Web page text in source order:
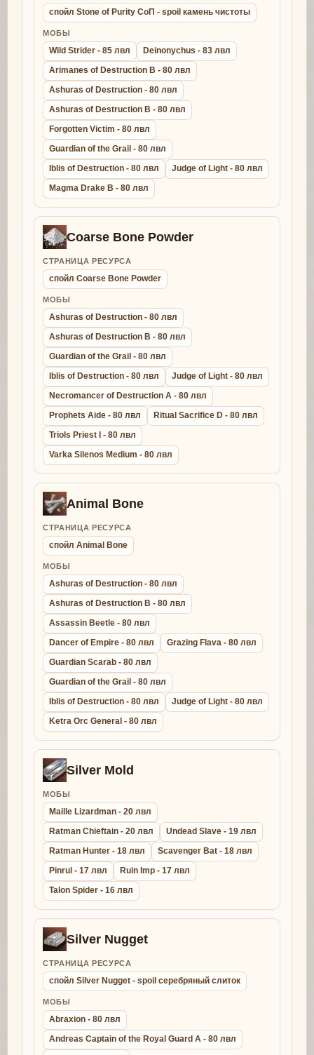
спойл Stone of Purity СоП - spoil камень чистоты
МОБЫ
Wild Strider - 85 лвл
Deinonychus - 83 лвл
Arimanes of Destruction B - 80 лвл
Ashuras of Destruction - 80 лвл
Ashuras of Destruction B - 80 лвл
Forgotten Victim - 80 лвл
Guardian of the Grail - 80 лвл
Iblis of Destruction - 80 лвл
Judge of Light - 80 лвл
Magma Drake B - 80 лвл
Coarse Bone Powder
СТРАНИЦА РЕСУРСА
спойл Coarse Bone Powder
МОБЫ
Ashuras of Destruction - 80 лвл
Ashuras of Destruction B - 80 лвл
Guardian of the Grail - 80 лвл
Iblis of Destruction - 80 лвл
Judge of Light - 80 лвл
Necromancer of Destruction A - 80 лвл
Prophets Aide - 80 лвл
Ritual Sacrifice D - 80 лвл
Triols Priest I - 80 лвл
Varka Silenos Medium - 80 лвл
Animal Bone
СТРАНИЦА РЕСУРСА
спойл Animal Bone
МОБЫ
Ashuras of Destruction - 80 лвл
Ashuras of Destruction B - 80 лвл
Assassin Beetle - 80 лвл
Dancer of Empire - 80 лвл
Grazing Flava - 80 лвл
Guardian Scarab - 80 лвл
Guardian of the Grail - 80 лвл
Iblis of Destruction - 80 лвл
Judge of Light - 80 лвл
Ketra Orc General - 80 лвл
Silver Mold
МОБЫ
Maille Lizardman - 20 лвл
Ratman Chieftain - 20 лвл
Undead Slave - 19 лвл
Ratman Hunter - 18 лвл
Scavenger Bat - 18 лвл
Pinrul - 17 лвл
Ruin Imp - 17 лвл
Talon Spider - 16 лвл
Silver Nugget
СТРАНИЦА РЕСУРСА
спойл Silver Nugget - spoil серебряный слиток
МОБЫ
Abraxion - 80 лвл
Andreas Captain of the Royal Guard A - 80 лвл